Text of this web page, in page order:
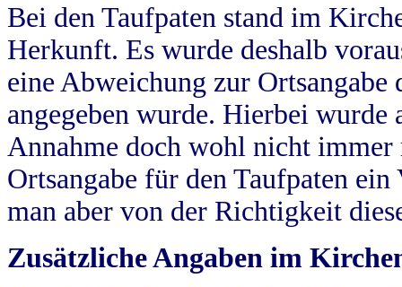
Bei den Taufpaten stand im
Herkunft. Es wurde deshalb
eine Abweichung zur
angegeben wurde. Hierbei wurde
Annahme doch wohl nicht
Ortsangabe für den Taufpaten
man aber von der Richtigkeit
Zusätzliche Angaben im